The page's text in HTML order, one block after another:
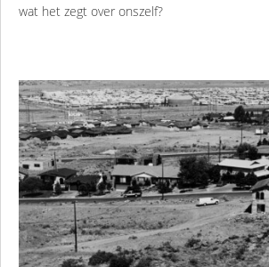
wat het zegt over onszelf?